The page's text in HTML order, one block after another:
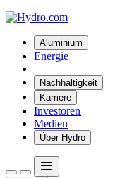
Aluminium
Energie
Nachhaltigkeit
Karriere
Investoren
Medien
Über Hydro